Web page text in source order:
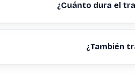
¿Cuánto dura el
¿También